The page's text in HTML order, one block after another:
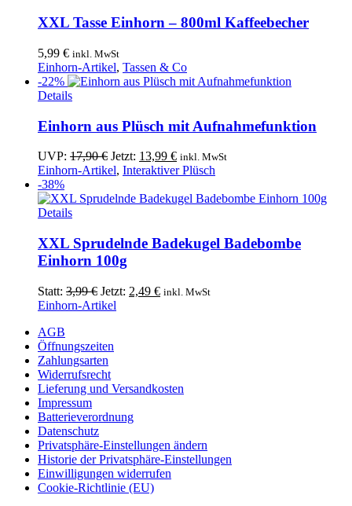
weist
mehrere
Varianten
auf.
Die
Optionen
können
der
gewählt
werden
XXL Tasse Einhorn – 800ml Kaffeebecher
5,99 € inkl. MwSt
Einhorn-Artikel, Tassen & Co
-22%
Details
Einhorn aus Plüsch mit Aufnahmefunktion
UVP: 17,90€ Ursprünglicher
Preis
17,90 €
Jetzt: 13,99 €Aktueller
Preis
13,99 €.
inkl. MwSt
Einhorn-Artikel, Interaktiver Plüsch
-38%
Details
XXL Sprudelnde Badekugel Badebombe
Einhorn 100g
Statt: 3,99€ Ursprünglicher
Preis
Jetzt: 2,49 €Aktueller
inkl. MwSt
Einhorn-Artikel
AGB
Öffnungszeiten
Zahlungsarten
Widerrufsrecht
Lieferung und Versandkosten
Impressum
Batterieverordnung
Datenschutz
Privatsphäre-Einstellungen ändern
Historie der Privatsphäre-Einstellungen
Einwilligungen widerrufen
Cookie-Richtlinie (EU)